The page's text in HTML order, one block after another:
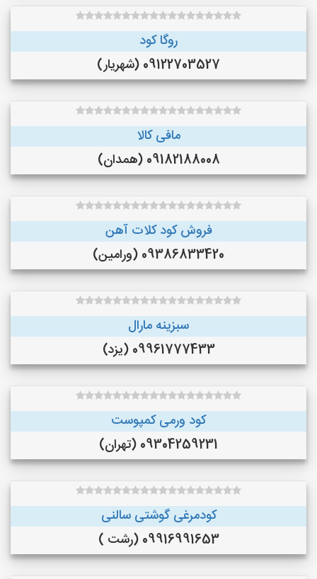
روگا کود
09122703527 (شهریار)
مافی کالا
09182188008 (همدان)
فروش کود کلات آهن
09386833420 (ورامین)
سبزینه مارال
09961777433 (یزد)
کود ورمی کمپوست
09304259231 (تهران)
کودمرغی گوشتی سالنی
09916991653 (رشت )